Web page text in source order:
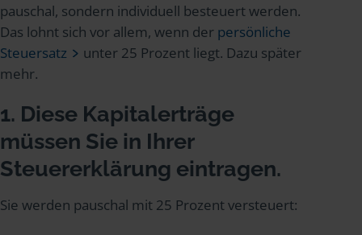
pauschal, sondern individuell besteuert werden.
Das lohnt sich vor allem, wenn der persönliche
Steuersatz
unter 25 Prozent liegt. Dazu später
mehr.
1. Diese Kapitalerträge
müssen Sie in Ihrer
Steuererklärung eintragen.
Sie werden pauschal mit 25 Prozent versteuert: